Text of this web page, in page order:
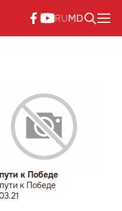
RUMD
к Победе
к Победе